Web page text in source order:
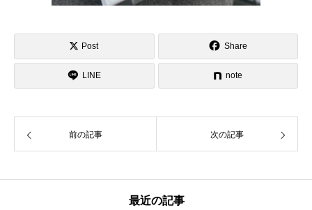
Post Share
LINE note
前の記事 次の記事
最近の記事